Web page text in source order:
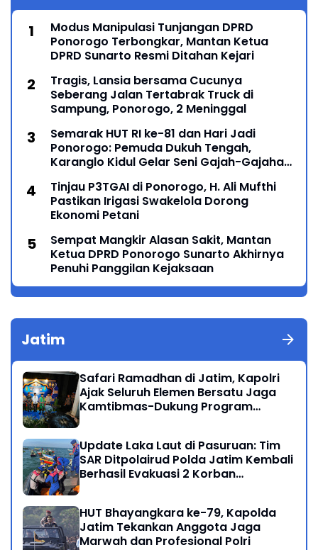
Modus Manipulasi Tunjangan DPRD
Ponorogo Terbongkar, Mantan Ketua
DPRD Sunarto Resmi Ditahan Kejari
Tragis, Lansia bersama Cucunya
Seberang Jalan Tertabrak Truck di
Sampung, Ponorogo, 2 Meninggal
Semarak HUT RI ke-81 dan Hari Jadi
Ponorogo: Pemuda Dukuh Tengah,
Karanglo Kidul Gelar Seni Gajah-Gajahan,
Tinjau P3TGAI di Ponorogo, H. Ali Mufthi
Pastikan Irigasi Swakelola Dorong
Ekonomi Petani
Sempat Mangkir Alasan Sakit, Mantan
Ketua DPRD Ponorogo Sunarto Akhirnya
Penuhi Panggilan Kejaksaan
Jatim
Safari Ramadhan di Jatim, Kapolri
Ajak Seluruh Elemen Bersatu Jaga
Kamtibmas-Dukung Program
Update Laka Laut di Pasuruan: Tim
SAR Ditpolairud Polda Jatim Kembali
Berhasil Evakuasi 2 Korban
HUT Bhayangkara ke-79, Kapolda
Jatim Tekankan Anggota Jaga
Marwah dan Profesional Polri